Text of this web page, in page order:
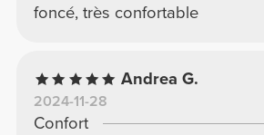
foncé, très confortable
Andrea G.
2024-11-28
Confort